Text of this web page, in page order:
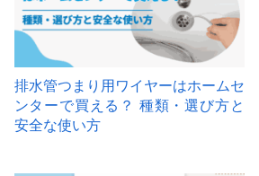
排水管つまり用ワイヤーはホームセ
ンターで買える？ 種類・選び方と
安全な使い方